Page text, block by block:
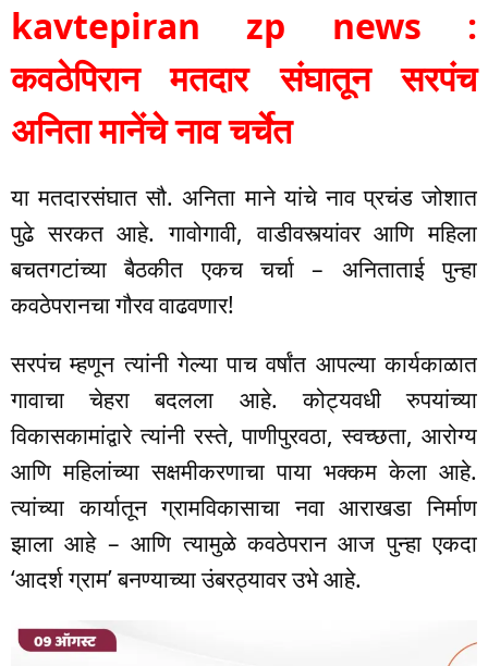
kavtepiran zp news :
कवठेपिरान मतदार संघातून सरपंच
अनिता मानेंचे नाव चर्चेत
या मतदारसंघात सौ. अनिता माने यांचे नाव प्रचंड जोशात
पुढे सरकत आहे. गावोगावी, वाडीवस्त्यांवर आणि महिला
बचतगटांच्या बैठकीत एकच चर्चा – अनिताताई पुन्हा
कवठेपरानचा गौरव वाढवणार!
सरपंच म्हणून त्यांनी गेल्या पाच वर्षांत आपल्या कार्यकाळात
गावाचा चेहरा बदलला आहे. कोट्यवधी रुपयांच्या
विकासकामांद्वारे त्यांनी रस्ते, पाणीपुरवठा, स्वच्छता, आरोग्य
आणि महिलांच्या सक्षमीकरणाचा पाया भक्कम केला आहे.
त्यांच्या कार्यातून ग्रामविकासाचा नवा आराखडा निर्माण
झाला आहे – आणि त्यामुळे कवठेपरान आज पुन्हा एकदा
‘आदर्श ग्राम’ बनण्याच्या उंबरठ्यावर उभे आहे.